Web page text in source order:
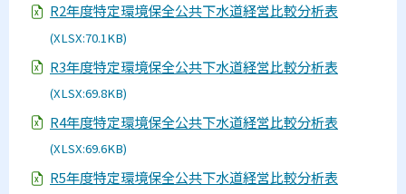
R2年度特定環境保全公共下水道経営比較分析表
(XLSX:70.1KB)
R3年度特定環境保全公共下水道経営比較分析表
(XLSX:69.8KB)
R4年度特定環境保全公共下水道経営比較分析表
(XLSX:69.6KB)
R5年度特定環境保全公共下水道経営比較分析表